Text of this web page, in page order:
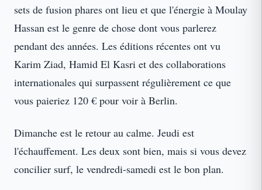
sets de fusion phares ont lieu et que l'énergie à Moulay
Hassan est le genre de chose dont vous parlerez
pendant des années. Les éditions récentes ont vu
Karim Ziad, Hamid El Kasri et des collaborations
internationales qui surpassent régulièrement ce que
vous paieriez 120 € pour voir à Berlin.
Dimanche est le retour au calme. Jeudi est
l'échauffement. Les deux sont bien, mais si vous devez
concilier surf, le vendredi-samedi est le bon plan.